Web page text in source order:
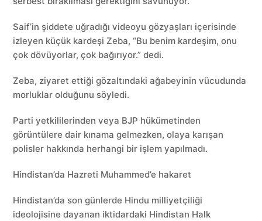
Saif’in şiddete uğradığı videoyu gözyaşları içerisinde
izleyen küçük kardeşi Zeba, “Bu benim kardeşim, onu
çok dövüyorlar, çok bağırıyor.” dedi.
Zeba, ziyaret ettiği gözaltındaki ağabeyinin vücudunda
morluklar olduğunu söyledi.
Parti yetkililerinden veya BJP hükümetinden
görüntülere dair kınama gelmezken, olaya karışan
polisler hakkında herhangi bir işlem yapılmadı.
Hindistan’da Hazreti Muhammed’e hakaret
Hindistan’da son günlerde Hindu milliyetçiliği
ideolojisine dayanan iktidardaki Hindistan Halk